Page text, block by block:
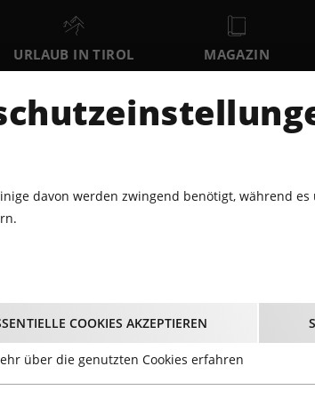
URLAUB IN TIROL MAGAZIN
SO MO 11
bei "Lang &
- Beginn 18:30 Uhr
davon werden zwingend benötigt, während
COOKIES AKZEPTIEREN
über die genutzten Cookies erfahren